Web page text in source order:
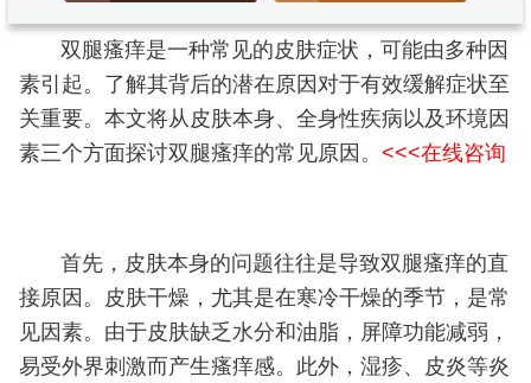
双腿瘙痒是一种常见的皮肤症状，可能由多种因
素引起。了解其背后的潜在原因对于有效缓解症状至
关重要。本文将从皮肤本身、全身性疾病以及环境因
素三个方面探讨双腿瘙痒的常见原因。 <<<在线咨询
首先，皮肤本身的问题往往是导致双腿瘙痒的直
接原因。皮肤干燥，尤其是在寒冷干燥的季节，是常
见因素。由于皮肤缺乏水分和油脂，屏障功能减弱，
易受外界刺激而产生瘙痒感。此外，湿疹、皮炎等炎